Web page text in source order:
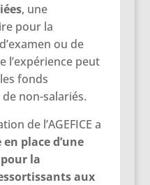
, une
pour la
ou de
l’expérience peut
fonds
non-salariés.
de l’AGEFICE a
en place d’une
la
aux